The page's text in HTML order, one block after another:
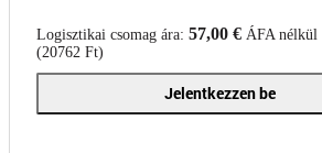
Logisztikai csomag ára: 57,00 € ÁFA nélkül
(20762 Ft)
Jelentkezzen be